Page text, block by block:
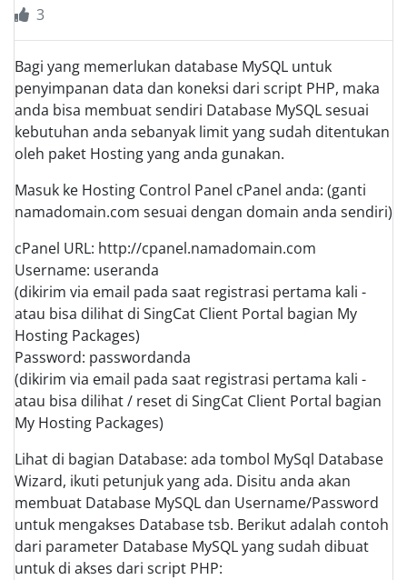
3
Bagi yang memerlukan database MySQL untuk
penyimpanan data dan koneksi dari script PHP, maka
anda bisa membuat sendiri Database MySQL sesuai
kebutuhan anda sebanyak limit yang sudah ditentukan
oleh paket Hosting yang anda gunakan.
Masuk ke Hosting Control Panel cPanel anda: (ganti
namadomain.com sesuai dengan domain anda sendiri)
cPanel URL: http://cpanel.namadomain.com
Username: useranda
(dikirim via email pada saat registrasi pertama kali -
atau bisa dilihat di SingCat Client Portal bagian My
Hosting Packages)
Password: passwordanda
(dikirim via email pada saat registrasi pertama kali -
atau bisa dilihat / reset di SingCat Client Portal bagian
My Hosting Packages)
Lihat di bagian Database: ada tombol MySql Database
Wizard, ikuti petunjuk yang ada. Disitu anda akan
membuat Database MySQL dan Username/Password
untuk mengakses Database tsb. Berikut adalah contoh
dari parameter Database MySQL yang sudah dibuat
untuk di akses dari script PHP: